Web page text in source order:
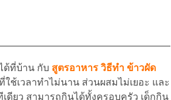
ด้ที่บ้าน กับ สูตรอาหาร วิธีทำ ข้าวผัด
ช้เวลาทำไม่นาน ส่วนผสมไม่เยอะ และ
ดียว สามารถกินได้ทั้งครอบครัว เด็กกิน